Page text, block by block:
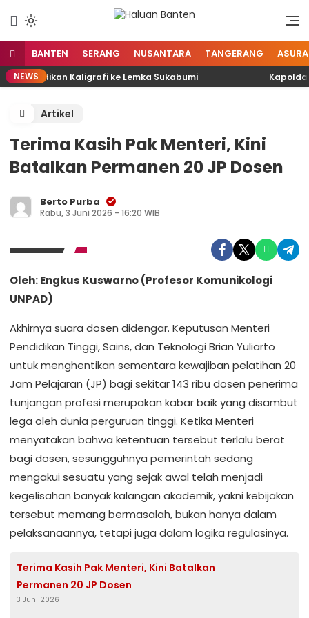
konten
BANTEN SERANG NUSANTARA TANGERANG
NEWS Kaligrafi ke Lemka Sukabumi Kapolda
Artikel
Terima Kasih Pak Menteri, Kini
Batalkan Permanen 20 JP Dosen
Berto Purba
Rabu, 3 Juni 2026 - 16:20 WIB
Oleh: Engkus Kuswarno (Profesor Komunikologi
UNPAD)
Akhirnya suara dosen didengar. Keputusan Menteri
Pendidikan Tinggi, Sains, dan Teknologi Brian Yuliarto
untuk menghentikan sementara kewajiban pelatihan 20
Jam Pelajaran (JP) bagi sekitar 143 ribu dosen penerima
tunjangan profesi merupakan kabar baik yang disambut
lega oleh dunia perguruan tinggi. Ketika Menteri
menyatakan bahwa ketentuan tersebut terlalu berat
bagi dosen, sesungguhnya pemerintah sedang
mengakui sesuatu yang sejak awal telah menjadi
kegelisahan banyak kalangan akademik, yakni kebijakan
tersebut memang bermasalah, bukan hanya dalam
pelaksanaannya, tetapi juga dalam logika regulasinya.
Terima Kasih Pak Menteri, Kini Batalkan
Permanen 20 JP Dosen
3 Juni 2026